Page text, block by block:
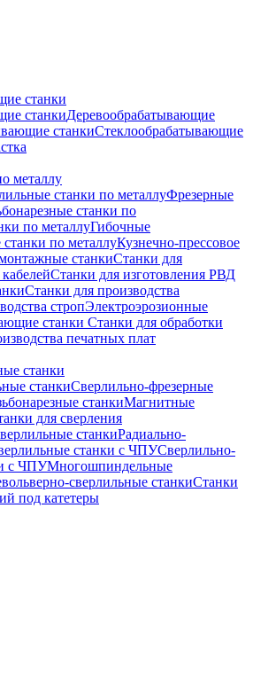
станки
станкиДеревообрабатывающие
станкиСтеклообрабатывающие
металлу
станки по металлуФрезерные
станки по
по металлуГибочные
по металлуКузнечно-прессовое
станкиСтанки для
Станки для изготовления РВД
Станки для производства
стропЭлектроэрозионные
станки Станки для обработки
печатных плат
станки
станкиСверлильно-фрезерные
станкиМагнитные
для сверления
станкиРадиально-
станки с ЧПУСверлильно-
с ЧПУМногошпиндельные
сверлильные станкиСтанки
под катетеры